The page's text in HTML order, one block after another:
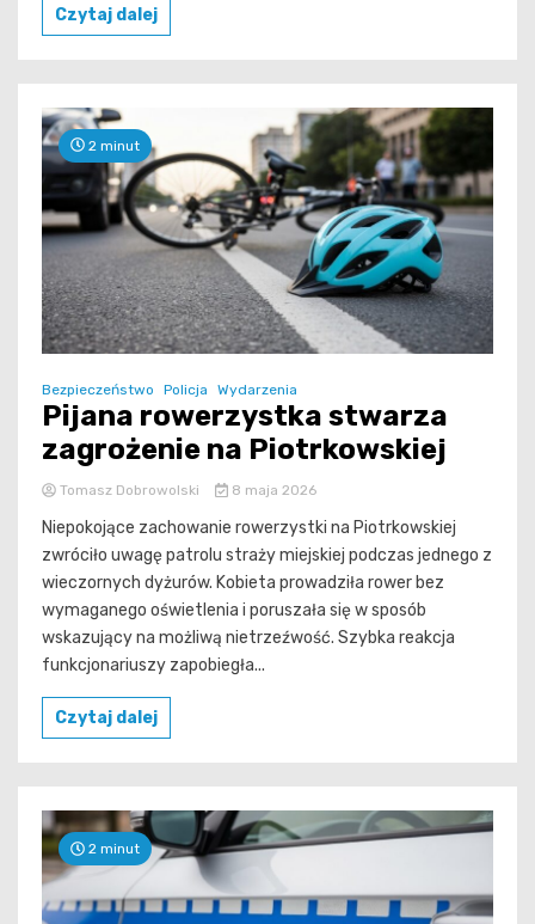
Czytaj dalej
2 minut
Bezpieczeństwo Policja Wydarzenia
Pijana rowerzystka stwarza
zagrożenie na Piotrkowskiej
Tomasz Dobrowolski 8 maja 2026
Niepokojące zachowanie rowerzystki na Piotrkowskiej
zwróciło uwagę patrolu straży miejskiej podczas jednego z
wieczornych dyżurów. Kobieta prowadziła rower bez
wymaganego oświetlenia i poruszała się w sposób
wskazujący na możliwą nietrzeźwość. Szybka reakcja
funkcjonariuszy zapobiegła...
Czytaj dalej
2 minut